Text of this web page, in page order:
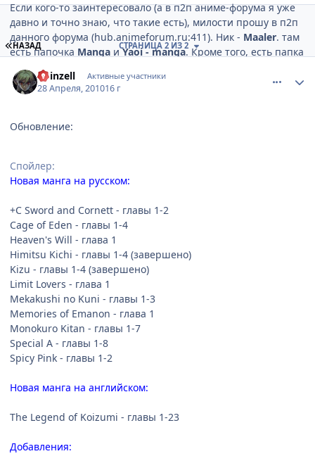
Если кого-то заинтересовало (а в п2п аниме-форума я уже
давно и точно знаю, что такие есть), милости прошу в п2п
данного форума (hub.animeforum.ru:411). Ник - Maaler. там
есть папочка Manga иYaoi - manga. Кроме того, есть папка
Свалка
выкачанные обновления, а раз в неделю (или две, или
месяц) раскидываю по основному архиву. Собсно, ниже
отписывать в данной теме.
Спойлер
Обновление:
Новая манга на русском:
Do-Re-Mi-Fa-Sol-La-Si-Do - глава 1
Hot Blooded Woman - глава 1
Melty Blood 2nd - глава 1
Shiawase Kissa Sanchoume - глава 1
Suki Dakara Suki - главы 1-10
Yaya Puri - глава 1
Zero no Tsukaima - глава 1
Добавления:
Acony - экстры 1-2
AirGear - глава 231 (инглиш)
Anastasia Club - главы 2-3
ПЕРВАЯ СТРАНИЦА
НАЗАД СТРАНИЦА 2 ИЗ 2
Koinzell Активные участники
28 Апреля, 201016 г
Обновление:
Спойлер:
Новая манга на русском:
+C Sword and Cornett - главы 1-2
Cage of Eden - главы 1-4
Heaven's Will - глава 1
Himitsu Kichi - главы 1-4 (завершено)
Kizu - главы 1-4 (завершено)
Limit Lovers - глава 1
Mekakushi no Kuni - главы 1-3
Memories of Emanon - глава 1
Monokuro Kitan - главы 1-7
Special A - главы 1-8
Spicy Pink - главы 1-2
Новая манга на английском:
The Legend of Koizumi - главы 1-23
Добавления: